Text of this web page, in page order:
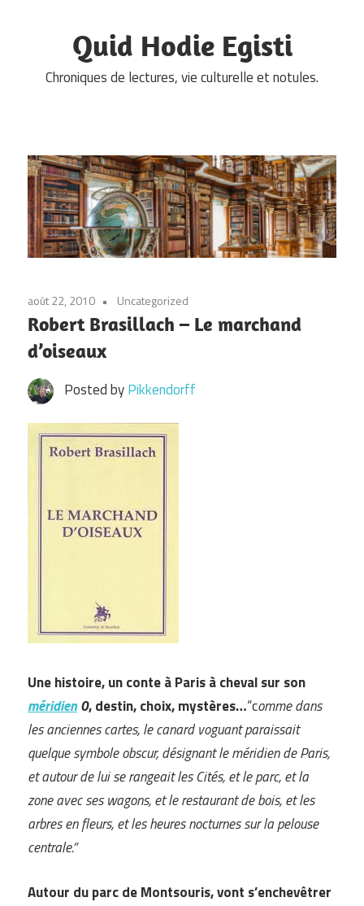
Quid Hodie Egisti
Chroniques de lectures, vie culturelle et notules.
août 22, 2010 Uncategorized
Robert Brasillach – Le marchand
d’oiseaux
Posted byPikkendorff
Une histoire, un conte à Paris à cheval sur son
méridien0, destin, choix, mystères…“comme dans
les anciennes cartes, le canard voguant paraissait
quelque symbole obscur, désignant le méridien de Paris,
et autour de lui se rangeait les Cités, et le parc, et la
zone avec ses wagons, et le restaurant de bois, et les
arbres en fleurs, et les heures nocturnes sur la pelouse
centrale.”
Autour du parc de Montsouris, vont s’enchevêtrer